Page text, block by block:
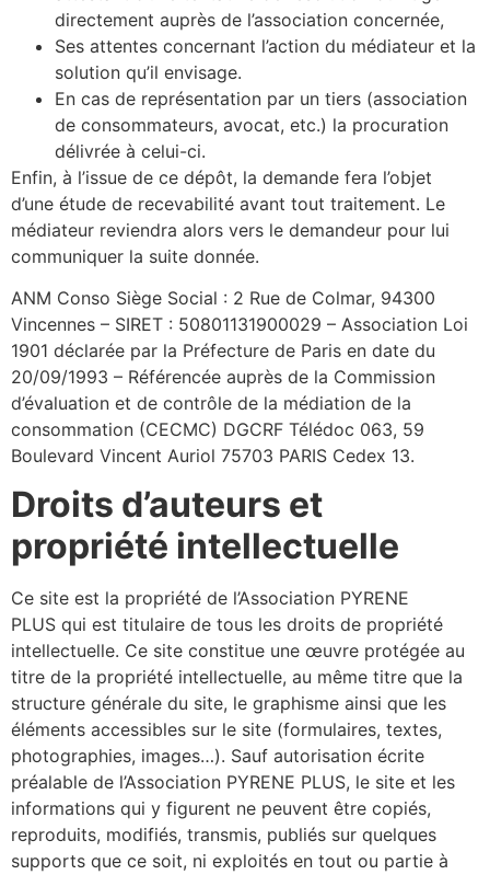
directement auprès de l’association concernée,
Ses attentes concernant l’action du médiateur et la
solution qu’il envisage.
En cas de représentation par un tiers (association
de consommateurs, avocat, etc.) la procuration
délivrée à celui-ci.
Enfin, à l’issue de ce dépôt, la demande fera l’objet
d’une étude de recevabilité avant tout traitement. Le
médiateur reviendra alors vers le demandeur pour lui
communiquer la suite donnée.
ANM Conso Siège Social : 2 Rue de Colmar, 94300
Vincennes – SIRET : 50801131900029 – Association Loi
1901 déclarée par la Préfecture de Paris en date du
20/09/1993 – Référencée auprès de la Commission
d’évaluation et de contrôle de la médiation de la
consommation (CECMC) DGCRF Télédoc 063, 59
Boulevard Vincent Auriol 75703 PARIS Cedex 13.
Droits d’auteurs et
propriété intellectuelle
Ce site est la propriété de l’Association PYRENE
PLUS qui est titulaire de tous les droits de propriété
intellectuelle. Ce site constitue une œuvre protégée au
titre de la propriété intellectuelle, au même titre que la
structure générale du site, le graphisme ainsi que les
éléments accessibles sur le site (formulaires, textes,
photographies, images…). Sauf autorisation écrite
préalable de l’Association PYRENE PLUS, le site et les
informations qui y figurent ne peuvent être copiés,
reproduits, modifiés, transmis, publiés sur quelques
supports que ce soit, ni exploités en tout ou partie à